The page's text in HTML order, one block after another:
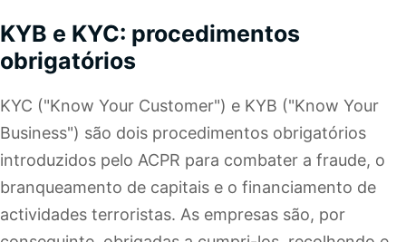
KYB e KYC: procedimentos
obrigatórios
KYC ("Know Your Customer") e KYB ("Know Your
Business") são dois procedimentos obrigatórios
introduzidos pelo ACPR para combater a fraude, o
branqueamento de capitais e o financiamento de
actividades terroristas. As empresas são, por